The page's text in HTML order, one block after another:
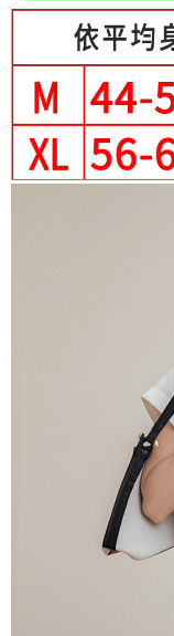
【注意事項】
1.本服務係由「台灣大
用戶於交易時，得透過
買賣價金債權讓與本公
2.基於同意付款使用「
資料（包含姓名、電話
由本公司與您本人進行
3.完整用戶服務條款，請
ATM／網路銀行／等多
※ 請注意：結帳手續完
後付繳納相關費用。
※ 交易是否成功請以「
是否繳費成功／繳費後
客戶支援中心」 https://
１．透過由恩沛科技股
易，需依本服務之必要
權轉讓予恩沛科技股份
２．關於個人資料處理
３．未成年的使用者請
「AFTEE先享後付」，
４．使用「AFTEE先享
時審查核予不同之上限
請求用戶進行身份認證。
５．嚴禁一人註冊多個
恩沛科技股份有限公司
付款後全家取貨
每筆NT$80，滿
萊爾富取貨付款
每筆NT$80，滿
付款後萊爾富取貨
每筆NT$80，滿
每筆NT$80，滿
每筆NT$80，滿
每筆NT$70，滿
每筆NT$90，滿
國家/地區配送